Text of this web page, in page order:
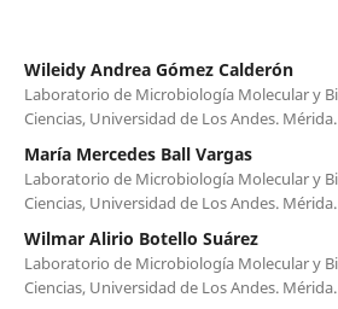
Wileidy Andrea Gómez Calderón
Laboratorio de Microbiología Molecular y
Ciencias, Universidad de Los Andes.
María Mercedes Ball Vargas
Laboratorio de Microbiología Molecular y
Ciencias, Universidad de Los Andes.
Wilmar Alirio Botello Suárez
Laboratorio de Microbiología Molecular y
Ciencias, Universidad de Los Andes.